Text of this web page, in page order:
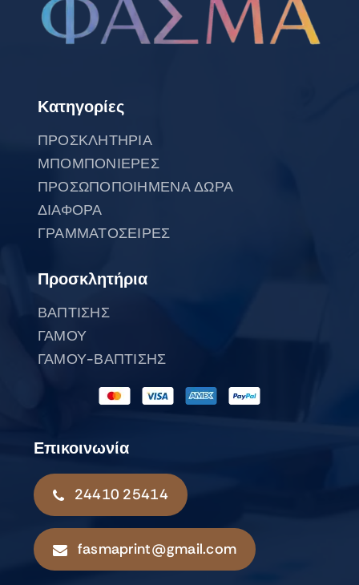
Κατηγορίες
ΠΡΟΣΚΛΗΤΗΡΙΑ
ΜΠΟΜΠΟΝΙΕΡΕΣ
ΠΡΟΣΩΠΟΠΟΙΗΜΕΝΑ ΔΩΡΑ
ΔΙΑΦΟΡΑ
ΓΡΑΜΜΑΤΟΣΕΙΡΕΣ
Προσκλητήρια
ΒΑΠΤΙΣΗΣ
ΓΑΜΟΥ
ΓΑΜΟΥ-ΒΑΠΤΙΣΗΣ
Επικοινωνία
24410 25414
fasmaprint@gmail.com